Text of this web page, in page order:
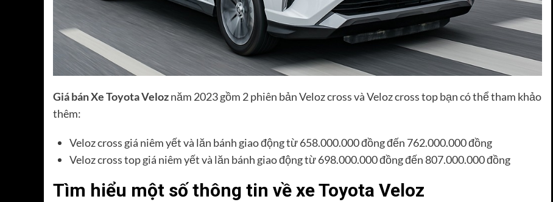
Giá bán Xe Toyota Veloznăm 2023 gồm 2 phiên bản Veloz cross và Veloz cross top bạn có thể tham khảo
thêm:
Veloz cross giá niêm yết và lăn bánh giao động từ 658.000.000 đồng đến 762.000.000 đồng
Veloz cross top giá niêm yết và lăn bánh giao động từ 698.000.000 đồng đến 807.000.000 đồng
Tìm hiểu một số thông tin về xe Toyota Veloz